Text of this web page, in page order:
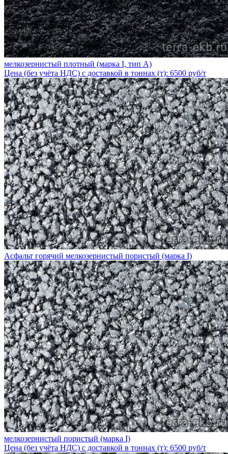
мелкозернистый плотный (марка I, тип А)
Цена (без учёта НДС) с доставкой в тоннах (т): 6500 руб/т
Асфальт горячий мелкозернистый пористый (марка I)
мелкозернистый пористый (марка I)
Цена (без учёта НДС) с доставкой в тоннах (т): 6500 руб/т